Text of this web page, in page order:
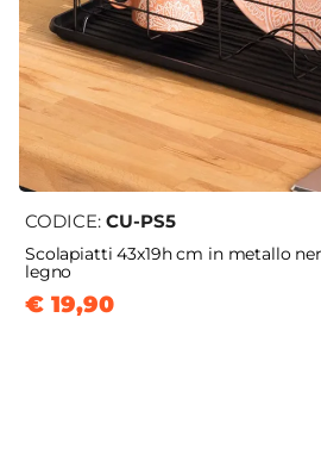
CODICE: CU-PS5
Scolapiatti 43x19h cm in metallo
legno
€ 19,90